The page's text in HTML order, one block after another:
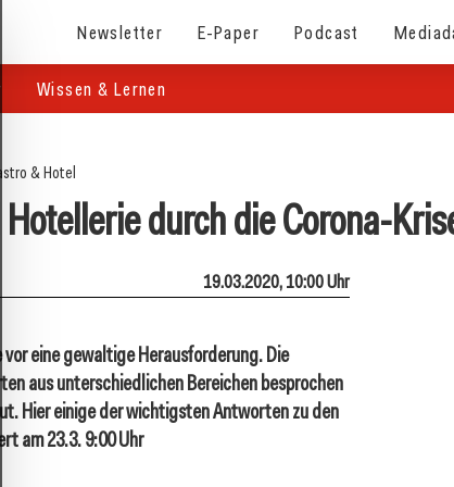
Newsletter E-Paper Podcast
Wissen & Lernen
& Hotel
Hotellerie durch die Corona-
19.03.2020, 10:00 Uhr
vor eine gewaltige Herausforderung. Die
aus unterschiedlichen Bereichen besprochen
Hier einige der wichtigsten Antworten zu den
am 23.3. 9:00 Uhr